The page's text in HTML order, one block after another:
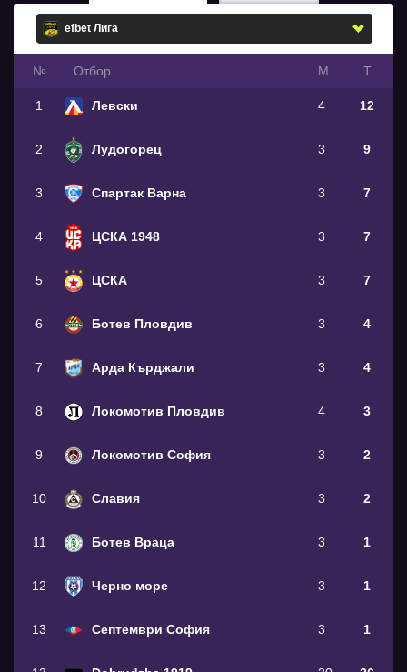
№ Oтбор М Т
1 Левски 4 12
2 Лудогорец 3 9
3 Спартак Варна 3 7
4 ЦСКА 1948 3 7
5 ЦСКА 3 7
6 Ботев Пловдив 3 4
7 Арда Кърджали 3 4
8 Локомотив Пловдив 4 3
9 Локомотив София 3 2
10 Славия 3 2
11 Ботев Враца 3 1
12 Черно море 3 1
13 Септември София 3 1